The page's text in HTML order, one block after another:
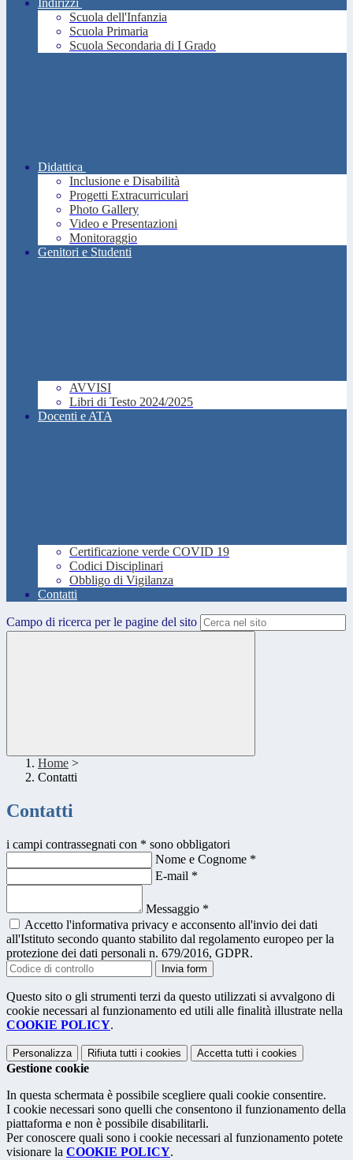
Indirizzi
Scuola dell'Infanzia
Scuola Primaria
Scuola Secondaria di I Grado
Didattica
Inclusione e Disabilità
Progetti Extracurriculari
Photo Gallery
Video e Presentazioni
Monitoraggio
Genitori e Studenti
AVVISI
Libri di Testo 2024/2025
Docenti e ATA
Certificazione verde COVID 19
Codici Disciplinari
Obbligo di Vigilanza
Contatti
Campo di ricerca per le pagine del sito
Home >
Contatti
Contatti
i campi contrassegnati con * sono obbligatori
Nome e Cognome *
E-mail *
Messaggio *
Accetto l'informativa privacy e acconsento all'invio dei dati
all'Istituto secondo quanto stabilito dal regolamento europeo per la
protezione dei dati personali n. 679/2016, GDPR.
Invia form
Questo sito o gli strumenti terzi da questo utilizzati si avvalgono di
cookie necessari al funzionamento ed utili alle finalità illustrate nella
COOKIE POLICY.
Personalizza Rifiuta tutti i cookies Accetta tutti i cookies
Gestione cookie
In questa schermata è possibile scegliere quali cookie consentire.
I cookie necessari sono quelli che consentono il funzionamento della
piattaforma e non è possibile disabilitarli.
Per conoscere quali sono i cookie necessari al funzionamento potete
visionare la COOKIE POLICY.